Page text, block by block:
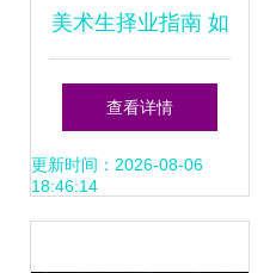
美术生择业指南 如
何选择专业的舞台
造型策划方向
查看详情
更新时间：2026-08-06
18:46:14